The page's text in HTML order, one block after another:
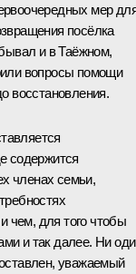
мер
посёлка
и в Таёжном,
вопросы помощи
восстановления.
содержится
членах семьи,
чем, для того чтобы
и так далее. Ни
уважаемый